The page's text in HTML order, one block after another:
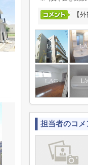
【
担当者のコメ